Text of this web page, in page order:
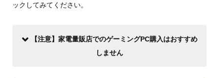
ックしてみてください。
【注意】家電量販店でのゲーミングPC購入はおすすめ
しません